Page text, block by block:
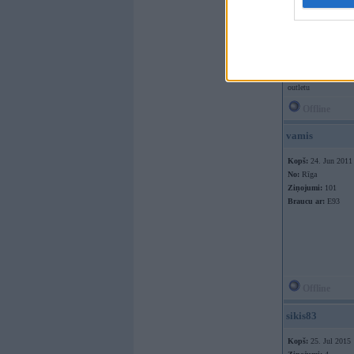
outletu
vamis
Kopš: 24. Jun 2011
No: Rīga
Ziņojumi: 101
Braucu ar: E93
sikis83
Kopš: 25. Jul 2015